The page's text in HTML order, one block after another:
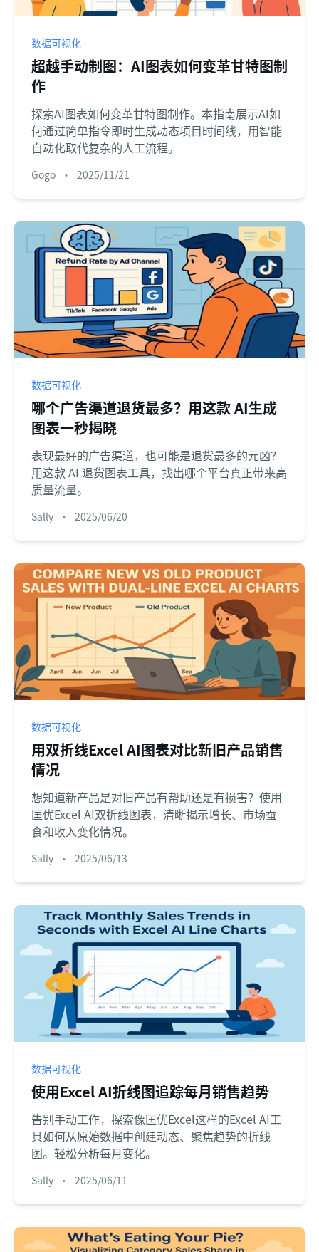
数据可视化
超越手动制图：AI图表如何变革甘特图制
作
探索AI图表如何变革甘特图制作。本指南展示AI如
何通过简单指令即时生成动态项目时间线，用智能
自动化取代复杂的人工流程。
Gogo • 2025/11/21
数据可视化
哪个广告渠道退货最多？用这款 AI生成
图表一秒揭晓
表现最好的广告渠道，也可能是退货最多的元凶？
用这款 AI 退货图表工具，找出哪个平台真正带来高
质量流量。
Sally • 2025/06/20
数据可视化
用双折线Excel AI图表对比新旧产品销售
情况
想知道新产品是对旧产品有帮助还是有损害？使用
匡优Excel AI双折线图表，清晰揭示增长、市场蚕
食和收入变化情况。
Sally • 2025/06/13
数据可视化
使用Excel AI折线图追踪每月销售趋势
告别手动工作，探索像匡优Excel这样的Excel AI工
具如何从原始数据中创建动态、聚焦趋势的折线
图。轻松分析每月变化。
Sally • 2025/06/11